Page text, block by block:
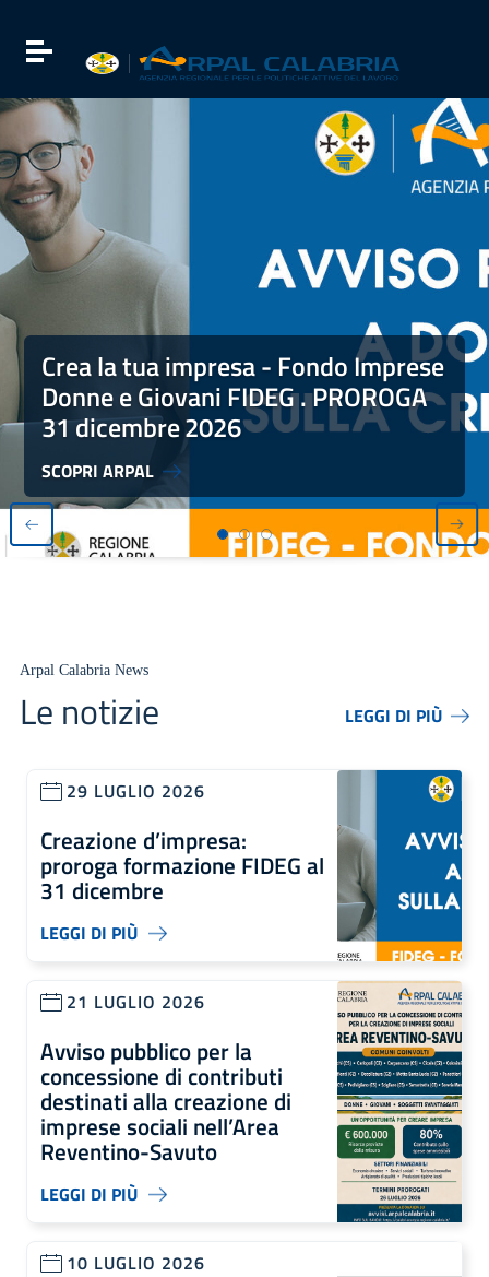
Vai al footer
Attiva / disattiva la navigazione
Crea la tua impresa - Fondo Imprese Donne e Giovani
Crea la tua impresa - Fondo Imprese
Donne e Giovani FIDEG . PROROGA
31 dicembre2026
SCOPRI ARPAL
Arpal Calabria News
Le notizie LEGGI DI PIÙ
29 LUGLIO 2026
Creazione d’impresa:
proroga formazione FIDEG al
31 dicembre
LEGGI DI PIÙ
21 LUGLIO 2026
Avviso pubblico per la
concessione di contributi
destinati alla creazione di
imprese sociali nell’Area
Reventino-Savuto
LEGGI DI PIÙ
10 LUGLIO 2026